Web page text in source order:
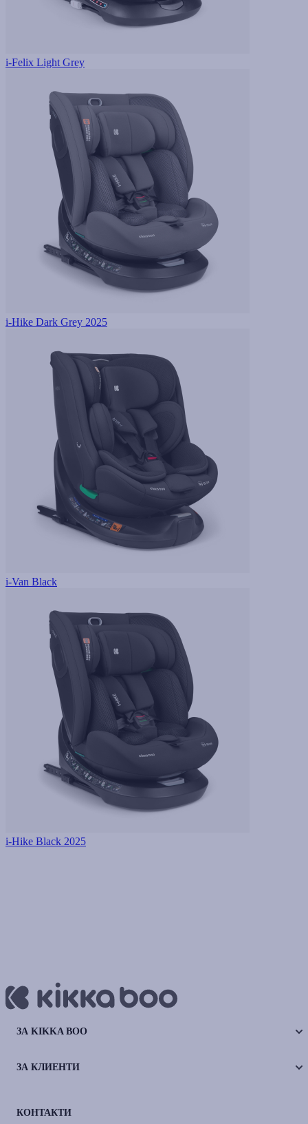
i-Felix Light Grey
i-Hike Dark Grey 2025
i-Van Black
i-Hike Black 2025
ЗА KIKKA BOO
ЗА КЛИЕНТИ
КОНТАКТИ